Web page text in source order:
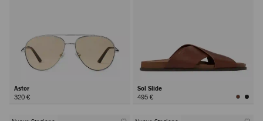
Astor
320 €
Sol Slide
495 €